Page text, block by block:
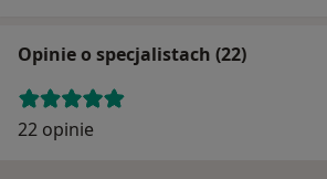
Opinie o specjalistach (22)
22 opinie